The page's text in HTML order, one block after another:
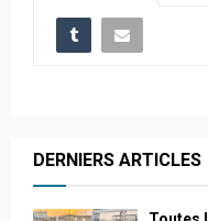
DERNIERS ARTICLES